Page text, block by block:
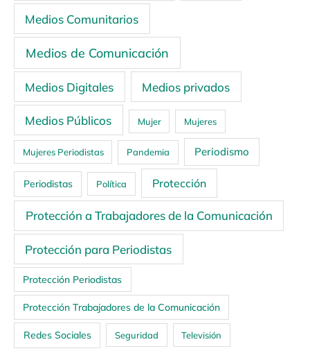
Medios Comunitarios
Medios de Comunicación
Medios Digitales Medios privados
Medios Públicos Mujer Mujeres
Mujeres Periodistas Pandemia Periodismo
Periodistas Política Protección
Protección a Trabajadores de la Comunicación
Protección para Periodistas
Protección Periodistas
Protección Trabajadores de la Comunicación
Redes Sociales Seguridad Televisión